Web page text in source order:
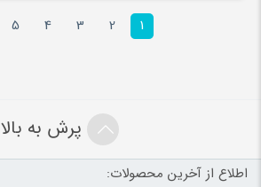
1
2
3
4
5
پرش به بالا
اطلاع از آخرین محصولات: